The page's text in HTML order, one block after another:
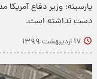
پارسینه: وزیر دفاع
دست نداشته است.
۱۷ اردیبهشت ۱۳۹۹